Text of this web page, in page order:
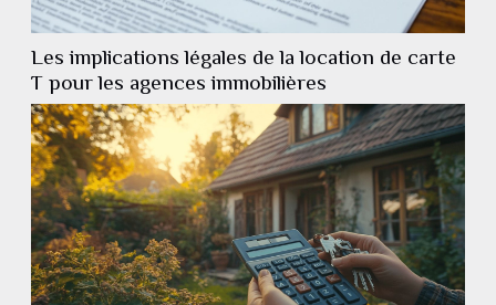
Les implications légales de la location de carte
T pour les agences immobilières